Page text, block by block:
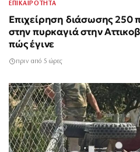
ΕΠΙΚΑΙΡΟΤΗΤΑ
Επιχείρηση διάσωσης 250
στην πυρκαγιά στην
πώς έγινε
πριν από 5 ώρες